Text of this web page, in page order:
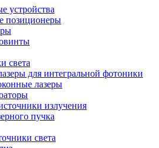
устройства
позиционеры
света
для интегральной фотоники
лазеры
излучения
пучка
света